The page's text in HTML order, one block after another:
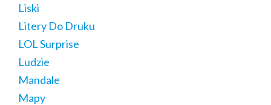
Liski
Litery Do Druku
LOL Surprise
Ludzie
Mandale
Mapy